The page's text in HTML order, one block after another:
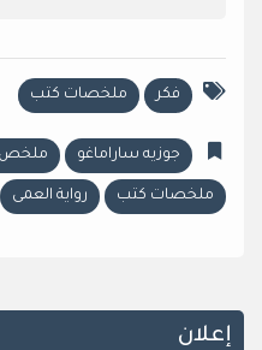
فكر ملخصات كتب
جوزيه ساراماغو ملخص
ملخصات كتب رواية العمى
إعلان